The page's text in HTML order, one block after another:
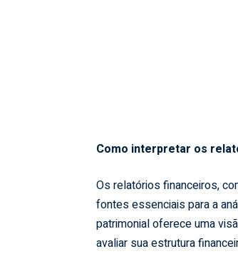
Como interpretar os
Os relatórios financeiros,
fontes essenciais para a
patrimonial oferece uma
avaliar sua estrutura